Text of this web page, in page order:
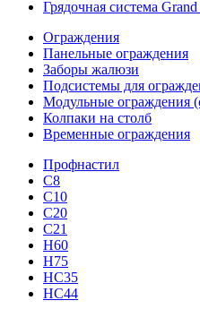
Грядочная система
Ограждения
Панельные ограждения
Заборы жалюзи
Подсистемы для
Модульные ограждения
Колпаки на столб
Временные ограждения
Профнастил
С8
С10
С20
С21
H60
H75
HС35
НС44